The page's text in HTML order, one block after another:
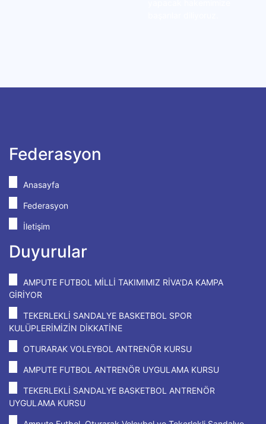
Federasyon
Anasayfa
Federasyon
İletişim
Duyurular
AMPUTE FUTBOL MİLLİ TAKIMIMIZ RİVA'DA KAMPA
GİRİYOR
TEKERLEKLİ SANDALYE BASKETBOL SPOR
KULÜPLERİMİZİN DİKKATİNE
OTURARAK VOLEYBOL ANTRENÖR KURSU
AMPUTE FUTBOL ANTRENÖR UYGULAMA KURSU
TEKERLEKLİ SANDALYE BASKETBOL ANTRENÖR
UYGULAMA KURSU